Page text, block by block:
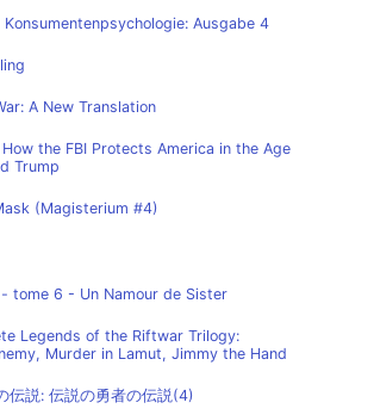
Ausgabe 4
A New Translation
the FBI Protects America in the Age
Trump
(Magisterium #4)
tome 6 - Un Namour de Sister
Legends of the Riftwar Trilogy:
Murder in Lamut, Jimmy the Hand
伝説: 伝説の勇者の伝説(4)